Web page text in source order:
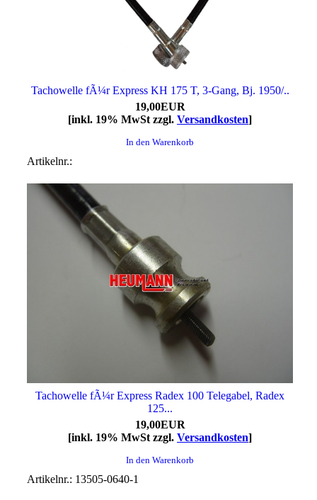
Tachowelle fÃ¼r Express KH 175 T, 3-Gang, Bj. 1950/..
19,00EUR
[inkl. 19% MwSt zzgl. Versandkosten]
In den Warenkorb
Artikelnr.:
Tachowelle fÃ¼r Express Radex 100 Telegabel, Radex
125...
19,00EUR
[inkl. 19% MwSt zzgl. Versandkosten]
In den Warenkorb
Artikelnr.: 13505-0640-1